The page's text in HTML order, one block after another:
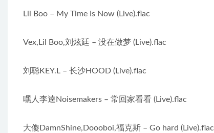
Lil Boo – My Time Is Now (Live).flac
Vex,Lil Boo,刘炫廷 – 没在做梦 (Live).flac
刘聪KEY.L – 长沙HOOD (Live).flac
嘿人李逵Noisemakers – 常回家看看 (Live).flac
大傻DamnShine,Doooboi,福克斯 – Go hard (Live).flac